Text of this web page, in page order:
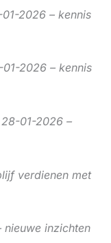
2026 – kennis
2026 – kennis
01-2026 –
verdienen met
inzichten